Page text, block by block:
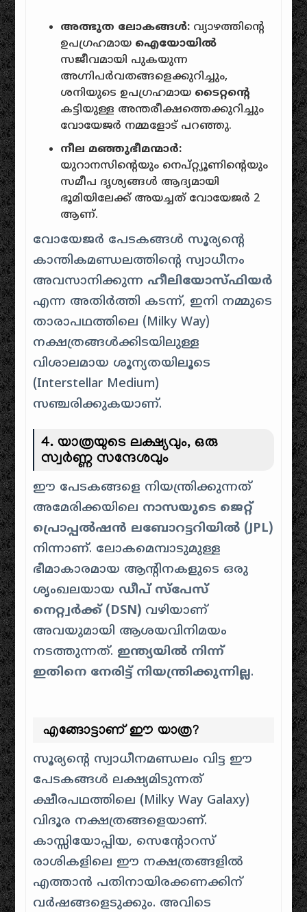
അത്ഭുത ലോകങ്ങൾ: വ്യാഴത്തിൻ്റെ
ഉപഗ്രഹമായ ഐയോയിൽ
സജീവമായി പുകയുന്ന
അഗ്നിപർവതങ്ങളെക്കുറിച്ചും,
ശനിയുടെ ഉപഗ്രഹമായ ടൈറ്റൻ്റെ
കട്ടിയുള്ള അന്തരീക്ഷത്തെക്കുറിച്ചും
വോയേജർ നമ്മളോട് പറഞ്ഞു.
നീല മഞ്ഞുഭീമന്മാർ:
യുറാനസിൻ്റെയും നെപ്റ്റ്യൂണിൻ്റെയും
സമീപ ദൃശ്യങ്ങൾ ആദ്യമായി
ഭൂമിയിലേക്ക് അയച്ചത് വോയേജർ 2
ആണ്.
വോയേജർ പേടകങ്ങൾ സൂര്യൻ്റെ
കാന്തികമണ്ഡലത്തിൻ്റെ സ്വാധീനം
അവസാനിക്കുന്ന ഹീലിയോസ്ഫിയർ
എന്ന അതിർത്തി കടന്ന്, ഇനി നമ്മുടെ
താരാപഥത്തിലെ (Milky Way)
നക്ഷത്രങ്ങൾക്കിടയിലുള്ള
വിശാലമായ ശൂന്യതയിലൂടെ
(Interstellar Medium)
സഞ്ചരിക്കുകയാണ്.
4. യാത്രയുടെ ലക്ഷ്യവും, ഒരു
സ്വർണ്ണ സന്ദേശവും
ഈ പേടകങ്ങളെ നിയന്ത്രിക്കുന്നത്
അമേരിക്കയിലെ നാസയുടെ ജെറ്റ്
പ്രൊപ്പൽഷൻ ലബോറട്ടറിയിൽ (JPL)
നിന്നാണ്. ലോകമെമ്പാടുമുള്ള
ഭീമാകാരമായ ആന്റിനകളുടെ ഒരു
ശൃംഖലയായ ഡീപ് സ്പേസ്
നെറ്റ്വർക്ക് (DSN) വഴിയാണ്
അവയുമായി ആശയവിനിമയം
നടത്തുന്നത്. ഇന്ത്യയിൽ നിന്ന്
ഇതിനെ നേരിട്ട് നിയന്ത്രിക്കുന്നില്ല.
എങ്ങോട്ടാണ് ഈ യാത്ര?
സൂര്യൻ്റെ സ്വാധീനമണ്ഡലം വിട്ട ഈ
പേടകങ്ങൾ ലക്ഷ്യമിടുന്നത്
ക്ഷീരപഥത്തിലെ (Milky Way Galaxy)
വിദൂര നക്ഷത്രങ്ങളെയാണ്.
കാസ്സിയോപ്പിയ, സെൻ്റോറസ്
രാശികളിലെ ഈ നക്ഷത്രങ്ങളിൽ
എത്താൻ പതിനായിരക്കണക്കിന്
വർഷങ്ങളെടുക്കും. അവിടെ